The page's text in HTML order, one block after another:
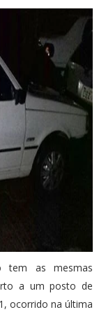
tem as mesmas
a um posto de
ocorrido na última